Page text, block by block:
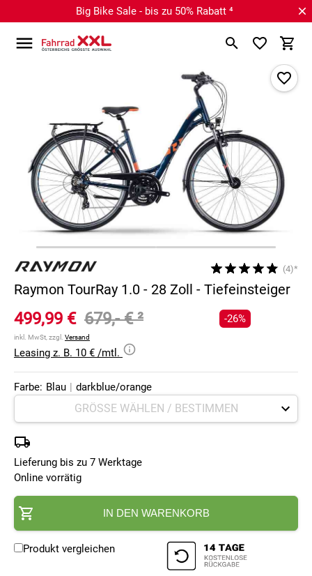
Big Bike Sale - bis zu 50% Rabatt ⁴
(4)*
Raymon TourRay 1.0 - 28 Zoll - Tiefeinsteiger
499,99 € 679,- €²
inkl. MwSt, zzgl. Versand
-26%
Leasing z. B. 10 € /mtl.
Farbe: Blau | darkblue/orange
Lieferung bis zu 7 Werktage
Online vorrätig
IN DEN WARENKORB
Produkt vergleichen